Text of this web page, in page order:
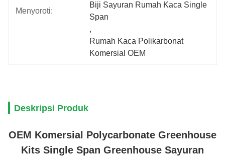
Menyoroti:
Biji Sayuran Rumah Kaca Single
Span
,
Rumah Kaca Polikarbonat
Komersial OEM
Deskripsi Produk
OEM Komersial Polycarbonate Greenhouse
Kits Single Span Greenhouse Sayuran